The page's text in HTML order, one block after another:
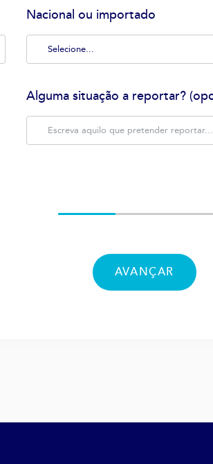
Nacional ou importado
Alguma situação a reportar?
AVANÇAR